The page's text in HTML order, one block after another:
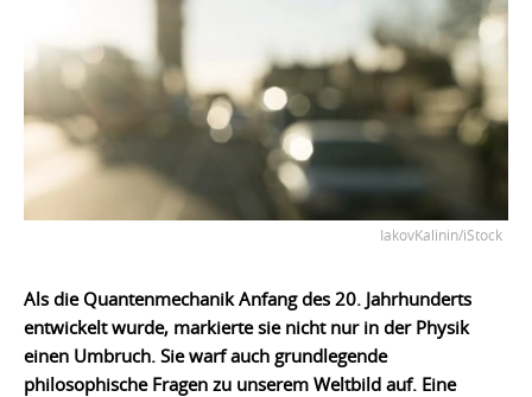
IakovKalinin/iStock
Als die Quantenmechanik Anfang des 20. Jahrhunderts
entwickelt wurde, markierte sie nicht nur in der Physik
einen Umbruch. Sie warf auch grundlegende
philosophische Fragen zu unserem Weltbild auf. Eine